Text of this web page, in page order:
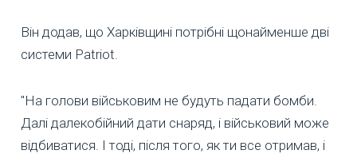
Він додав, що Харківщині потрібні щонайменше дві
системи Patriot.
"На голови військовим не будуть падати бомби.
Далі далекобійний дати снаряд, і військовий може
відбиватися. І тоді, після того, як ти все отримав, і